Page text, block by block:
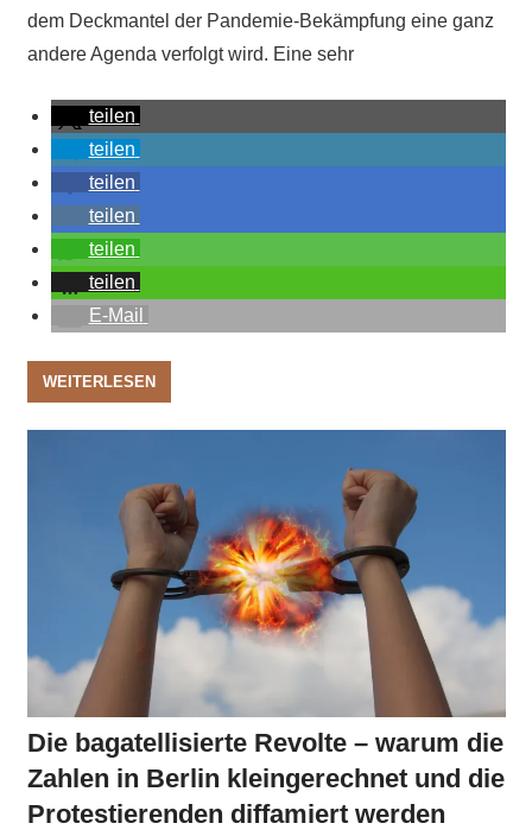
dem Deckmantel der Pandemie-Bekämpfung eine ganz
andere Agenda verfolgt wird. Eine sehr
teilen
teilen
teilen
teilen
teilen
teilen
E-Mail
WEITERLESEN
Die bagatellisierte Revolte – warum die
Zahlen in Berlin kleingerechnet und die
Protestierenden diffamiert werden